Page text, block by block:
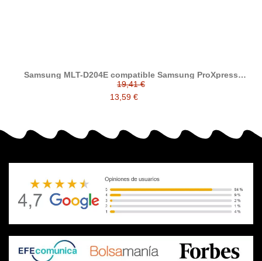
Samsung MLT-D204E compatible Samsung ProXpress
M3825 / M3875 / M4025 / M4075
19,41 €
13,59 €